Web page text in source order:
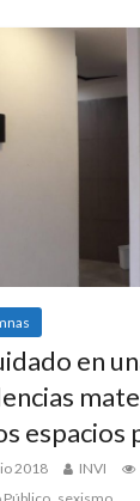
en
espacios
2018 INVI